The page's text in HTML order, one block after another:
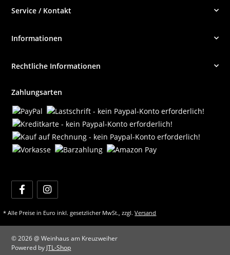
Service / Kontakt
Informationen
Rechtliche Informationen
Zahlungsarten
* Alle Preise in Euro inkl. gesetzlicher MwSt., zzgl.Versand
© 2026 @ Weinhaus am Kreuzweiher
Powered by JTL-Shop